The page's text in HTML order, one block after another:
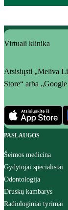
Virtuali klinika
Atsisiųsti „Meliva
Store“ arba
PASLAUGOS
Šeimos medicina
Gydytojai specialistai
Odontologija
Druskų kambarys
Radiologiniai tyrimai